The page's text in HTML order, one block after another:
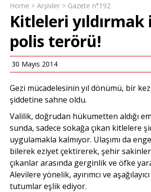
Home > Arşivler > Gazete n°192
Kitleleri yıldırmak
polis terörü!
30 Mayıs 2014
Gezi mücadelesinin yıl dönümü, bir
şiddetine sahne oldu.
Valilik, doğrudan hüku­metten aldığı
sunda, sadece sokağa çıkan kit­lelere
uygulamakla kal­mıyor. Ulaşımı da
bilerek eziyet çektirerek, şehir
çıkanlar ara­sında gerginlik ve öfke
Alevilere yönelik, ayı­rımcı ve
tutumlar eşlik ediyor.